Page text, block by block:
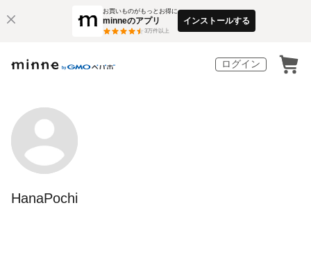
お買いものがもっとお得に
minneのアプリ
3万件以上
インストールする
ログイン
HanaPochi